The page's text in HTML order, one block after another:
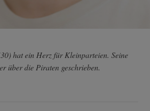
hat ein Herz für Kleinparteien. Seine
über die Piraten geschrieben.